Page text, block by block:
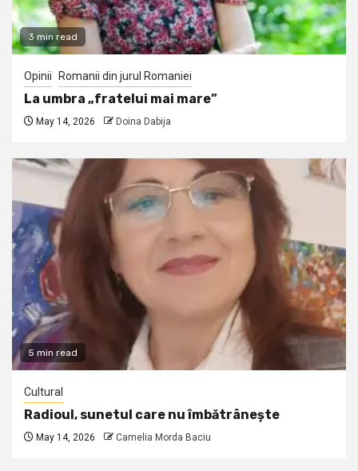
3 min read
Opinii Romanii din jurul Romaniei
La umbra „fratelui mai mare”
May 14, 2026 Doina Dabija
5 min read
Cultural
Radioul, sunetul care nu îmbătrânește
May 14, 2026 Camelia Morda Baciu